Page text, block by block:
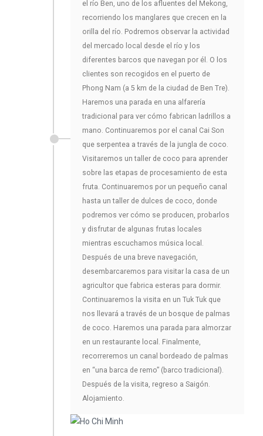
el río Ben, uno de los afluentes del Mekong,
recorriendo los manglares que crecen en la
orilla del río. Podremos observar la actividad
del mercado local desde el río y los
diferentes barcos que navegan por él. O los
clientes son recogidos en el puerto de
Phong Nam (a 5 km de la ciudad de Ben Tre).
Haremos una parada en una alfarería
tradicional para ver cómo fabrican ladrillos a
mano. Continuaremos por el canal Cai Son
que serpentea a través de la jungla de coco.
Visitaremos un taller de coco para aprender
sobre las etapas de procesamiento de esta
fruta. Continuaremos por un pequeño canal
hasta un taller de dulces de coco, donde
podremos ver cómo se producen, probarlos
y disfrutar de algunas frutas locales
mientras escuchamos música local.
Después de una breve navegación,
desembarcaremos para visitar la casa de un
agricultor que fabrica esteras para dormir.
Continuaremos la visita en un Tuk Tuk que
nos llevará a través de un bosque de palmas
de coco. Haremos una parada para almorzar
en un restaurante local. Finalmente,
recorreremos un canal bordeado de palmas
en “una barca de remo” (barco tradicional).
Después de la visita, regreso a Saigón.
Alojamiento.